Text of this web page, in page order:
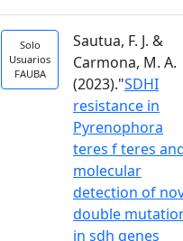
Solo
Usuarios
FAUBA
Sautua, F. J. &
Carmona, M. A.
(2023)."SDHI
resistance in
Pyrenophora
teres f teres
molecular
detection of
double
in sdh genes